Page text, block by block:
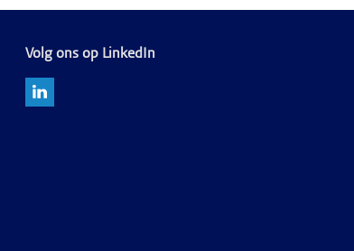
Volg ons op LinkedIn